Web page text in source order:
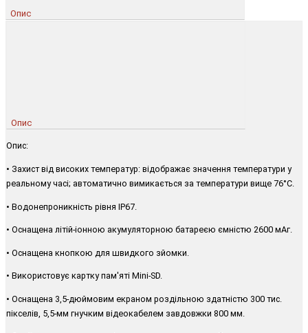
Опис
Опис
Опис:
• Захист від високих температур: відображає значення температури у
реальному часі; автоматично вимикається за температури вище 76°С.
• Водонепроникність рівня IP67.
• Оснащена літій-іонною акумуляторною батареєю ємністю 2600 мАг.
• Оснащена кнопкою для швидкого зйомки.
• Використовує картку пам'яті Mini-SD.
• Оснащена 3,5-дюймовим екраном роздільною здатністю 300 тис.
пікселів, 5,5-мм гнучким відеокабелем завдовжки 800 мм.